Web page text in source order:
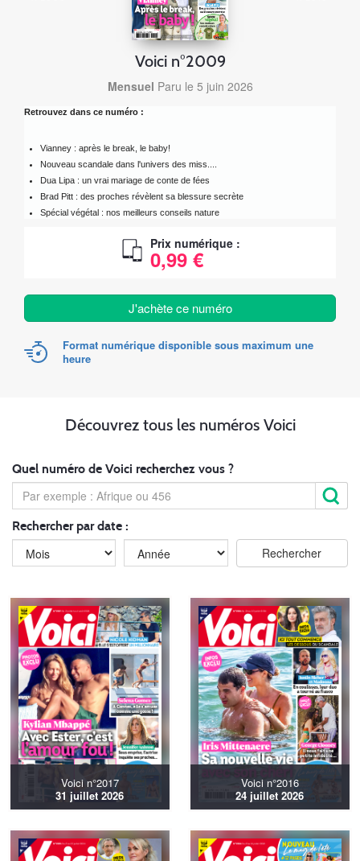
Voici n°2009
Mensuel Paru le 5 juin 2026
Retrouvez dans ce numéro :
Vianney : après le break, le baby!
Nouveau scandale dans l'univers des miss....
Dua Lipa : un vrai mariage de conte de fées
Brad Pitt : des proches révèlent sa blessure secrète
Spécial végétal : nos meilleurs conseils nature
Prix numérique :
0,99 €
J'achète ce numéro
Format numérique disponible sous maximum une
heure
Découvrez tous les numéros Voici
Quel numéro de Voici recherchez vous ?
Rechercher par date :
Voici n°2017
31 juillet 2026
Voici n°2016
24 juillet 2026